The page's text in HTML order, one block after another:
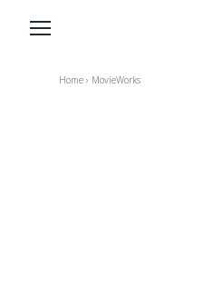
Home › MovieWorks